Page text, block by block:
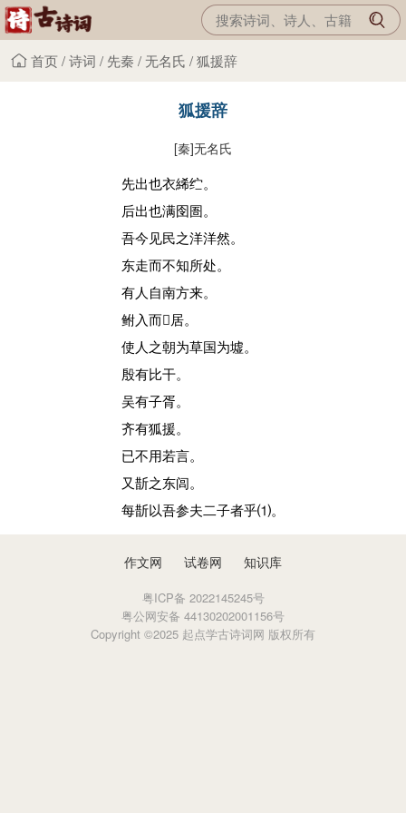
首页/诗词 / 先秦 /无名氏 /狐援辞
狐援辞
[秦]无名氏
先出也衣絺纻。
后出也满囹圄。
吾今见民之洋洋然。
东走而不知所处。
有人自南方来。
鲋入而𩷪居。
使人之朝为草国为墟。
殷有比干。
吴有子胥。
齐有狐援。
已不用若言。
又斮之东闾。
每斮以吾参夫二子者乎⑴。
作文网 试卷网 知识库
粤ICP备 2022145245号
粤公网安备 44130202001156号
Copyright ©2025 起点学古诗词网 版权所有